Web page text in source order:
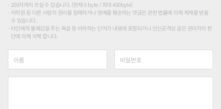
200자까지 쓰실 수 있습니다. (현재 0 byte / 최대 400byte)
저작권 등 다른 사람의 권리를 침해하거나 명예를 훼손하는 댓글은 관련 법률에 의해 제재를 받을
수 있습니다.
타인에게 불쾌감을 주는 욕설 등 비하하는 단어가 내용에 포함되거나 인신공격성 글은 관리자의 판
단에 의해 삭제 합니다.